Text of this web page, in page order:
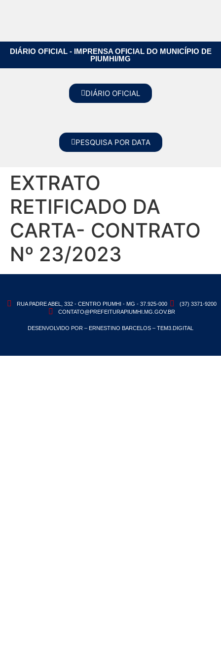
DIÁRIO OFICIAL - IMPRENSA OFICIAL DO MUNICÍPIO DE
PIUMHI/MG
DIÁRIO OFICIAL
PESQUISA POR DATA
EXTRATO
RETIFICADO DA
CARTA- CONTRATO
Nº 23/2023
RUA PADRE ABEL, 332 - CENTRO PIUMHI - MG - 37.925-000
(37) 3371-9200
CONTATO@PREFEITURAPIUMHI.MG.GOV.BR
DESENVOLVIDO POR – ERNESTINO BARCELOS – TEM3.DIGITAL